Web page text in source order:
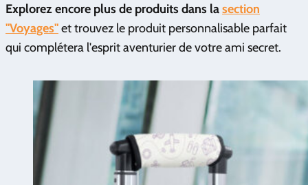
Explorez encore plus de produits dans lasection
"Voyages"et trouvez le produit personnalisable parfait
qui complétera l'esprit aventurier de votre ami secret.